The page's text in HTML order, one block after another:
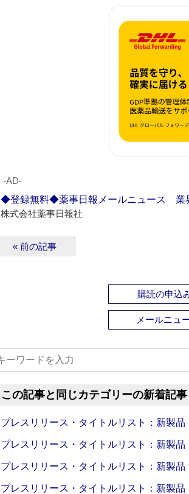
‐AD‐
◆登録無料◆薬事日報メールニュース 業
株式会社薬事日報社
« 前の記事
購読の申込
メールニュ
この記事と同じカテゴリーの新着記事
プレスリリース・タイトルリスト：新製
プレスリリース・タイトルリスト：新製
プレスリリース・タイトルリスト：新製
プレスリリース・タイトルリスト：新製